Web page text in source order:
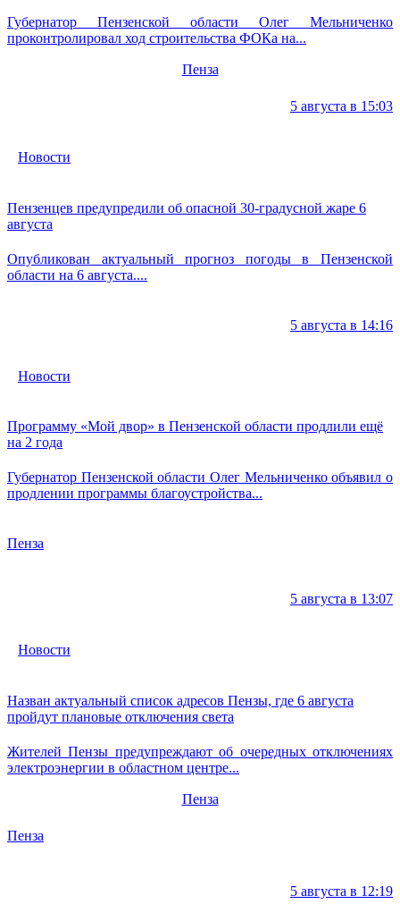
Губернатор Пензенской области Олег Мельниченко
проконтролировал ход строительства ФОКа на...
Пенза
5 августа в 15:03
Новости
Пензенцев предупредили об опасной 30-градусной жаре 6
августа
Опубликован актуальный прогноз погоды в Пензенской
области на 6 августа....
5 августа в 14:16
Новости
Программу «Мой двор» в Пензенской области продлили ещё
на 2 года
Губернатор Пензенской области Олег Мельниченко объявил о
продлении программы благоустройства...
Пенза
5 августа в 13:07
Новости
Назван актуальный список адресов Пензы, где 6 августа
пройдут плановые отключения света
Жителей Пензы предупреждают об очередных отключениях
электроэнергии в областном центре...
Пенза
Пенза
5 августа в 12:19